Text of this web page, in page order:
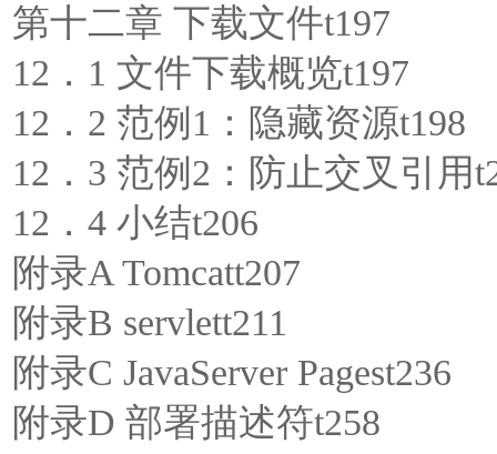
第十二章 下载文件t197
12．1 文件下载概览t197
12．2 范例1：隐藏资源t198
12．3 范例2：防止交叉引用
12．4 小结t206
附录A Tomcatt207
附录B servlett211
附录C JavaServer Pagest236
附录D 部署描述符t258